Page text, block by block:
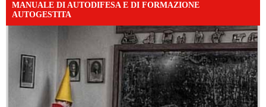
MANUALE DI AUTODIFESA E DI FORMAZIONE
AUTOGESTITA